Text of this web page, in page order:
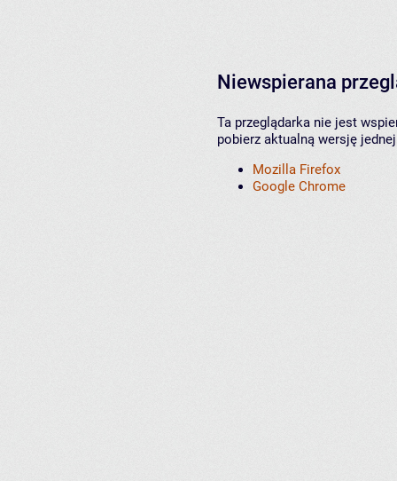
Niewspierana
Ta przeglądarka nie jest
pobierz aktualną wersję
Mozilla Firefox
Google Chrome